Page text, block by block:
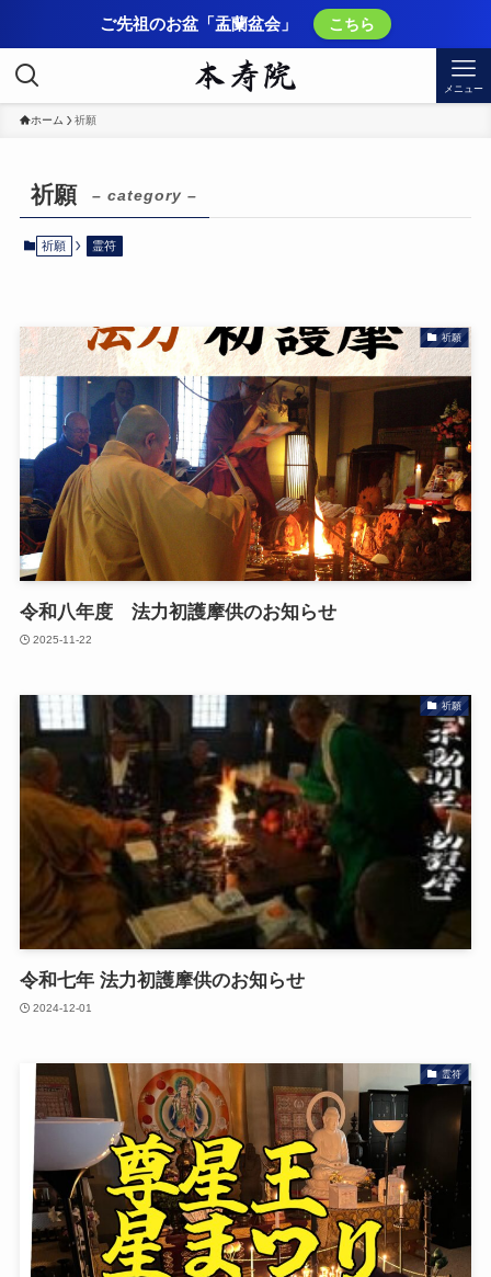
ご先祖のお盆「盂蘭盆会」 こちら
メニュー
ホーム 祈願
祈願 – category –
祈願 霊符
祈願
令和八年度 法力初護摩供のお知らせ
2025-11-22
祈願
令和七年 法力初護摩供のお知らせ
2024-12-01
霊符